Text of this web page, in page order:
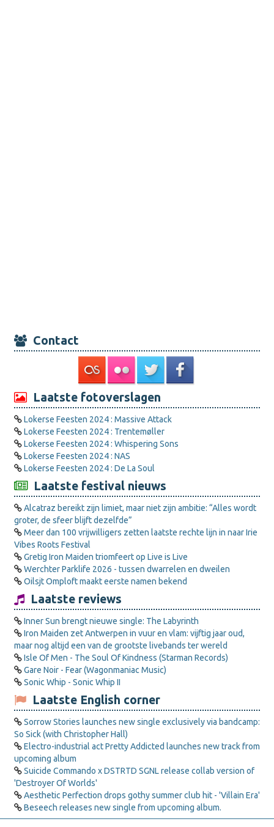
Contact
Laatste fotoverslagen
Lokerse Feesten 2024 : Massive Attack
Lokerse Feesten 2024 : Trentemøller
Lokerse Feesten 2024 : Whispering Sons
Lokerse Feesten 2024 : NAS
Lokerse Feesten 2024 : De La Soul
Laatste festival nieuws
Alcatraz bereikt zijn limiet, maar niet zijn ambitie: “Alles wordt
groter, de sfeer blijft dezelfde”
Meer dan 100 vrijwilligers zetten laatste rechte lijn in naar Irie
Vibes Roots Festival
Gretig Iron Maiden triomfeert op Live is Live
Werchter Parklife 2026 - tussen dwarrelen en dweilen
Oilsjt Omploft maakt eerste namen bekend
Laatste reviews
Inner Sun brengt nieuwe single: The Labyrinth
Iron Maiden zet Antwerpen in vuur en vlam: vijftig jaar oud,
maar nog altijd een van de grootste livebands ter wereld
Isle Of Men - The Soul Of Kindness (Starman Records)
Gare Noir - Fear (Wagonmaniac Music)
Sonic Whip - Sonic Whip II
Laatste English corner
Sorrow Stories launches new single exclusively via bandcamp:
So Sick (with Christopher Hall)
Electro-industrial act Pretty Addicted launches new track from
upcoming album
Suicide Commando x DSTRTD SGNL release collab version of
'Destroyer Of Worlds'
Aesthetic Perfection drops gothy summer club hit - 'Villain Era'
Beseech releases new single from upcoming album.